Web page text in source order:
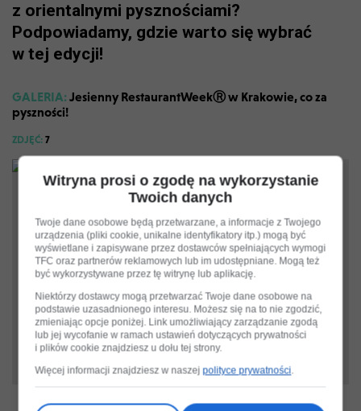
z orientalnymi pysznościami?
Podpowiadamy, gdzie warto się wybrać
w tej edycji!
GALERIA: Jesienny RestaurantWeekⓇ w Krakowie, co za
pyszności!
ZDJĘĆ: 7
Witryna prosi o zgodę na wykorzystanie
Twoich danych
Twoje dane osobowe będą przetwarzane, a informacje z Twojego
urządzenia (pliki cookie, unikalne identyfikatory itp.) mogą być
wyświetlane i zapisywane przez dostawców spełniających wymogi
TFC oraz partnerów reklamowych lub im udostępniane. Mogą też
być wykorzystywane przez tę witrynę lub aplikację.
Niektórzy dostawcy mogą przetwarzać Twoje dane osobowe na
podstawie uzasadnionego interesu. Możesz się na to nie zgodzić,
zmieniając opcje poniżej. Link umożliwiający zarządzanie zgodą
lub jej wycofanie w ramach ustawień dotyczących prywatności
i plików cookie znajdziesz u dołu tej strony.
Więcej informacji znajdziesz w naszejpolityce prywatności.